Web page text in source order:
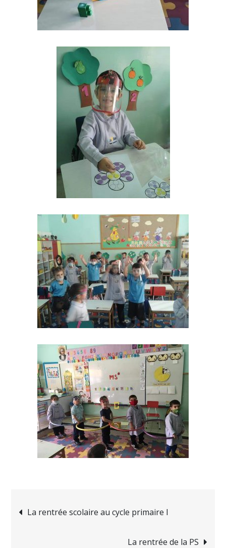
Navigation
La rentrée scolaire au cycle primaire I
La rentrée de la PS